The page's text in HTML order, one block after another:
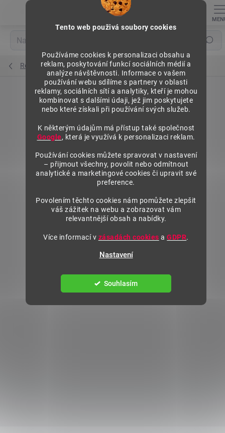
Tento web použivá soubory cookies
Používáme cookies k personalizaci obsahu a
reklam, poskytování funkcí sociálních médií a
analýze návštěvnosti. Informace o vašem
používání webu sdílíme s partnery v oblasti
reklamy, sociálních sítí a analytiky, kteří je mohou
kombinovat s dalšími údaji, jež jim poskytujete
nebo které získali při používání svých služeb.
K některým údajům má přístup také společnost
Google, která je využívá k personalizaci reklam.
Používání cookies můžete spravovat v nastavení
– přijmout všechny, povolit nebo odmítnout
analytické a marketingové cookies či upravit své
preference.
Povolením těchto cookies nám pomůžete zlepšit
váš zážitek na webu a zobrazovat vám
relevantnější obsah a nabídky.
Více informací v zásadách cookies aGDPR.
Nastavení
Souhlasím
Hledat
Regály výška 1840 mm, přídavné moduly